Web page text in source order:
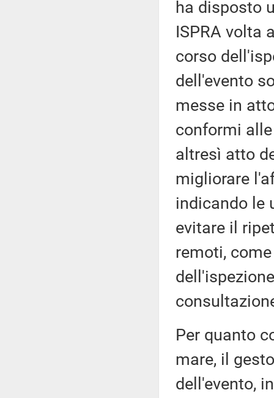
ha disposto
ISPRA volta
corso
dell'evento
messe in
conformi
altresì atto
migliorare
indicando le
evitare il
remoti,
Per quanto
mare, il
dell'evento,